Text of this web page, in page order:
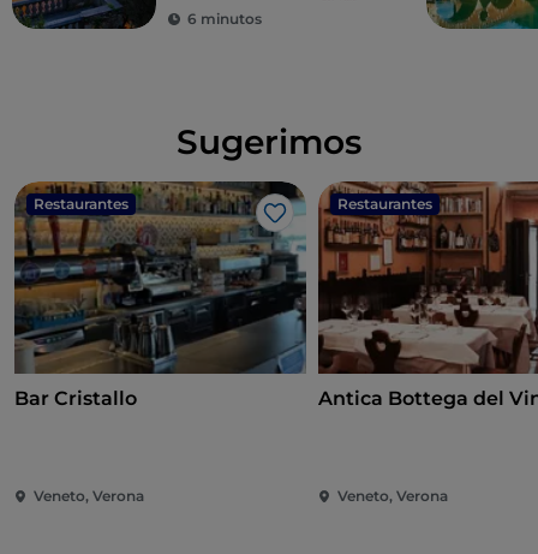
6 minutos
Sugerimos
Restaurantes
Me gusta
Bar Cristallo
Veneto, Verona
Restaurantes
Antica Bottega del
Veneto, Verona